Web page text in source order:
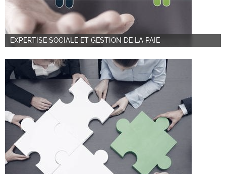
EXPERTISE SOCIALE ET GESTION DE LA PAIE